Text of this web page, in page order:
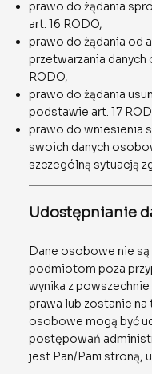
prawo do żądania
art. 16 RODO,
prawo do żądania od
przetwarzania
RODO,
prawo do żądania
podstawie art. 17
prawo do wniesienia
swoich danych
szczególną sytuacją
Udostępnianie
Dane osobowe nie
podmiotom poza
wynika z
prawa lub zostanie na
osobowe mogą być
postępowań
jest Pan/Pani stroną,